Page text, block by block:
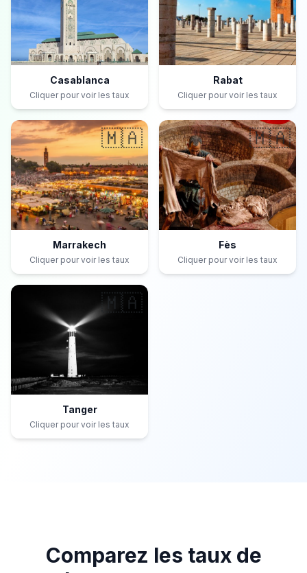
Casablanca
Cliquer pour voir les taux
Rabat
Cliquer pour voir les taux
🇲🇦
Marrakech
Cliquer pour voir les taux
🇲🇦
Fès
Cliquer pour voir les taux
🇲🇦
Tanger
Cliquer pour voir les taux
Comparez les taux de